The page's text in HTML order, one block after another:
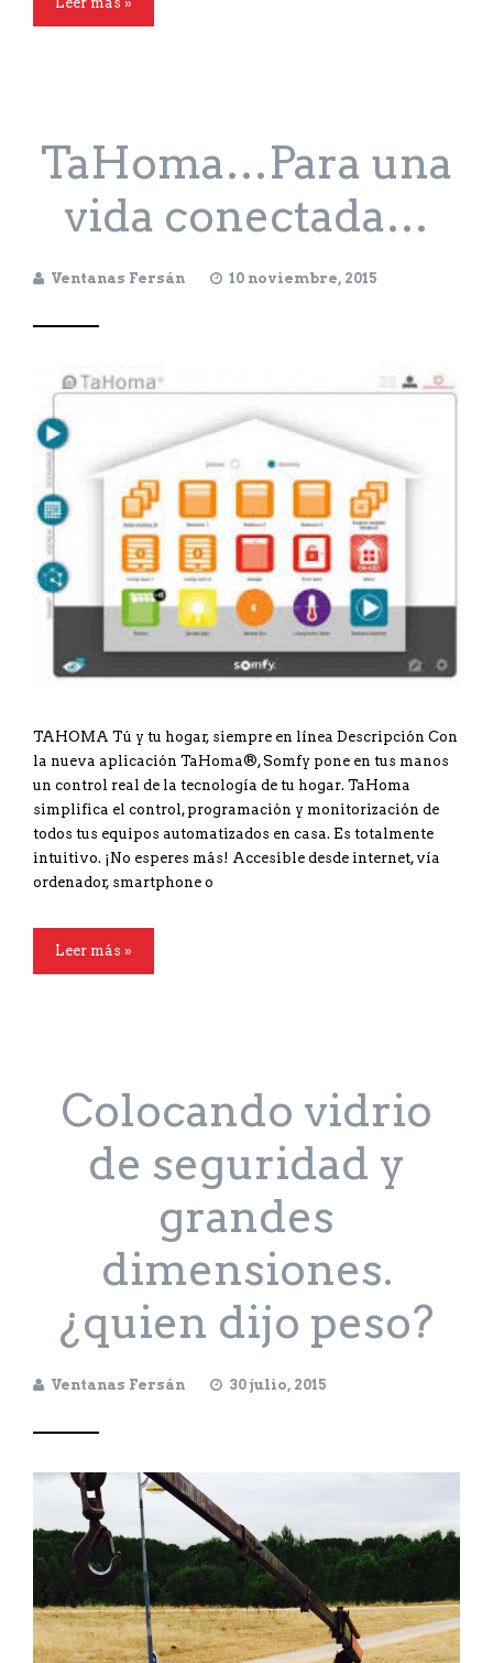
TaHoma…Para una
vida conectada…
Ventanas Fersán 10 noviembre, 2015
TAHOMA Tú y tu hogar, siempre en línea Descripción Con
la nueva aplicación TaHoma®, Somfy pone en tus manos
un control real de la tecnología de tu hogar. TaHoma
simplifica el control, programación y monitorización de
todos tus equipos automatizados en casa. Es totalmente
intuitivo. ¡No esperes más! Accesible desde internet, vía
ordenador, smartphone o
Leer más »
Colocando vidrio
de seguridad y
grandes
dimensiones.
¿quien dijo peso?
Ventanas Fersán 30 julio, 2015